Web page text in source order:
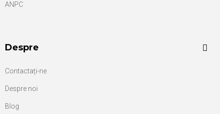
ANPC
Despre
Contactați-ne
Despre noi
Blog